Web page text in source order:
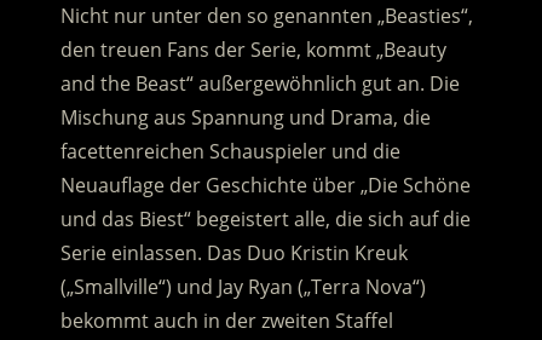
Nicht nur unter den so genannten „Beasties“,
den treuen Fans der Serie, kommt „Beauty
and the Beast“ außergewöhnlich gut an. Die
Mischung aus Spannung und Drama, die
facettenreichen Schauspieler und die
Neuauflage der Geschichte über „Die Schöne
und das Biest“ begeistert alle, die sich auf die
Serie einlassen. Das Duo Kristin Kreuk
(„Smallville“) und Jay Ryan („Terra Nova“)
bekommt auch in der zweiten Staffel